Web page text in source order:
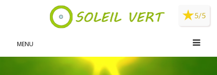
5/5
MENU
Panneau de gestion des cookies